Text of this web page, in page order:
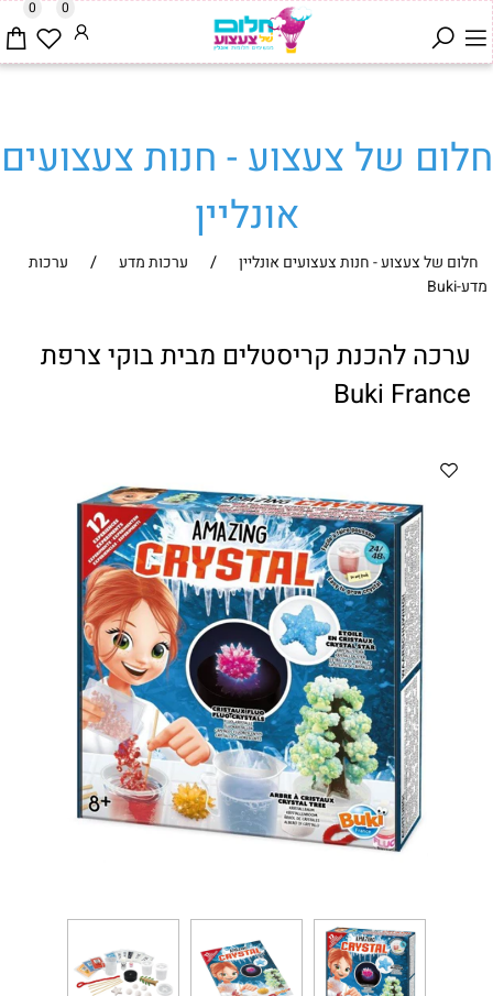
0 0
חלום של צעצוע - חנות צעצועים
אונליין
חלום של צעצוע - חנות צעצועים אונליין / ערכות מדע /
ערכות
מדע-Buki
ערכה להכנת קריסטלים מבית בוקי צרפת
Buki France